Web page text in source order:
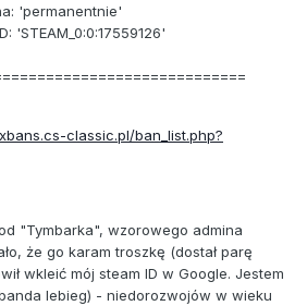
'permanentnie'
'STEAM_0:0:17559126'
classic.pl/ban_list.php?
"Tymbarka", wzorowego admina
że go karam troszkę (dostał parę
wkleić mój steam ID w Google. Jestem
lebieg) - niedorozwojów w wieku